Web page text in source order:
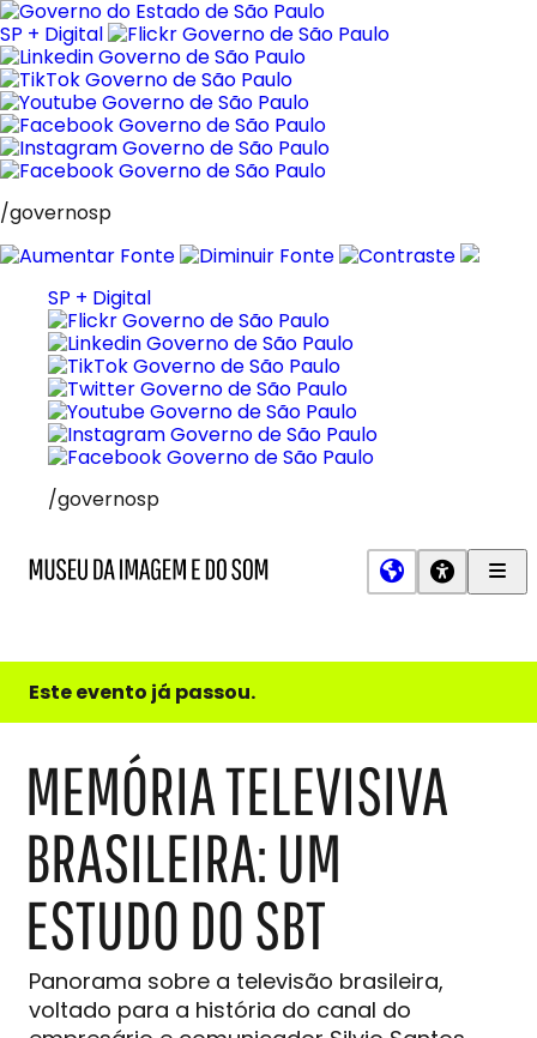
Pular
para
o
conteúdo
SP + Digital
/governosp
SP + Digital
/governosp
e
do
Este evento já passou.
MEMÓRIA TELEVISIVA
BRASILEIRA: UM
ESTUDO DO SBT
Panorama sobre a televisão brasileira,
voltado para a história do canal do